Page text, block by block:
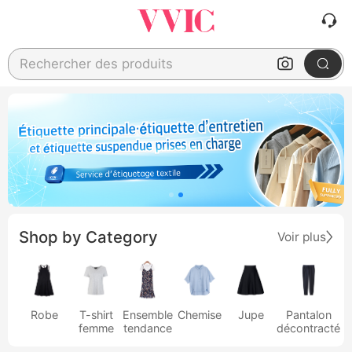
Rechercher des produits
Shop by Category Voir plus
Robe
T-shirt
femme
Ensemble
tendance
Chemise Jupe
Pantalon
décontracté